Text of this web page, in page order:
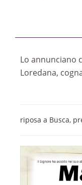
Lo annunciano
Loredana,
riposa a Busca,